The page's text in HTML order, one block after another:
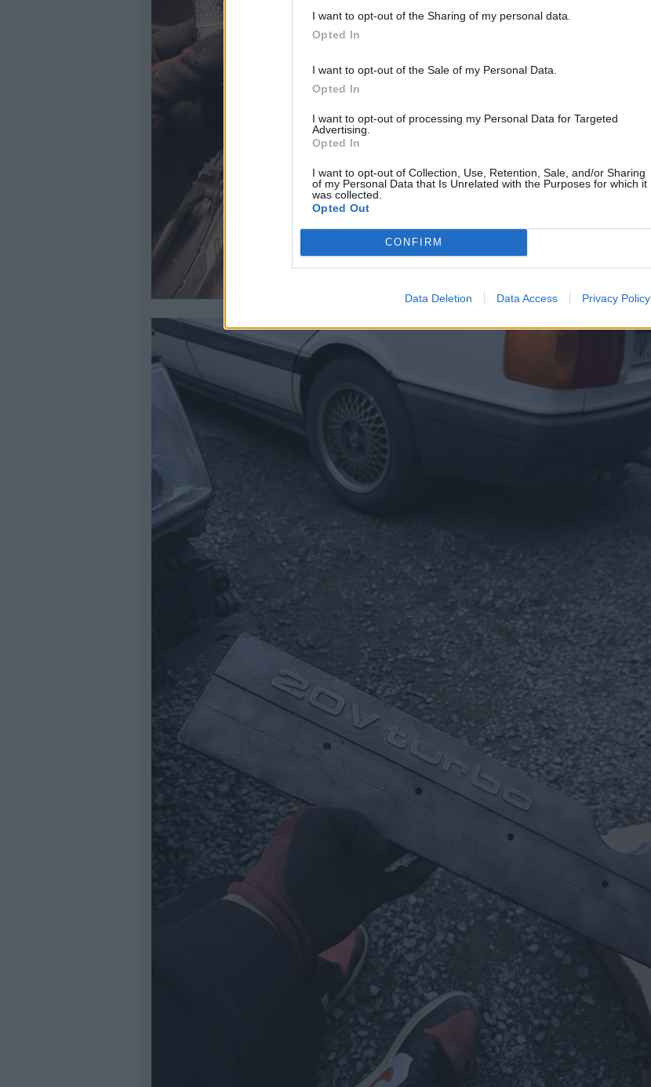
I want to opt-out of the Sharing of my personal data.
Opted In
I want to opt-out of the Sale of my Personal Data.
Opted In
I want to opt-out of processing my Personal Data for Targeted
Advertising.
Opted In
I want to opt-out of Collection, Use, Retention, Sale, and/or Sharing
of my Personal Data that Is Unrelated with the Purposes for which it
was collected.
Opted Out
CONFIRM
Data Deletion Data Access Privacy Policy